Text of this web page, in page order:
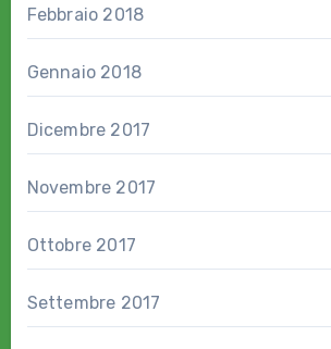
Febbraio 2018
Gennaio 2018
Dicembre 2017
Novembre 2017
Ottobre 2017
Settembre 2017